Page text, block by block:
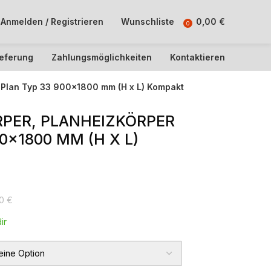
Anmelden / Registrieren Wunschliste 0 0,00 €
Zahlungsmöglichkeiten Kontaktieren
Typ 33 900×1800 mm (H x L) Kompakt
PLANHEIZKÖRPER
MM (H X L)
€